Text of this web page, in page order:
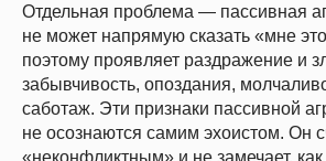
Отдельная проблема — пассивная
не может напрямую сказать «мне
поэтому проявляет раздражение и
забывчивость, опоздания,
саботаж. Эти признаки пассивной
не осознаются самим эхоистом. Он
«неконфликтным» и не замечает,